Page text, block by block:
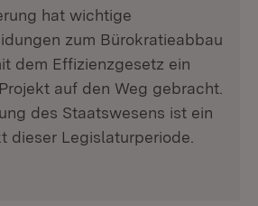
hat wichtige
zum Bürokratieabbau
dem Effizienzgesetz ein
auf den Weg gebracht.
des Staatswesens ist ein
dieser Legislaturperiode.